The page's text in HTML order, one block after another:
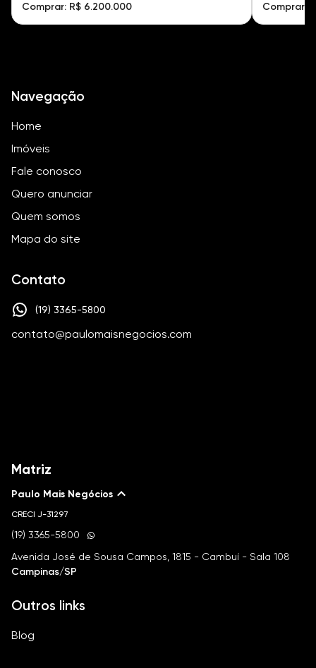
Comprar: R$ 6.200.000 Comprar:
Navegação
Home
Imóveis
Fale conosco
Quero anunciar
Quem somos
Mapa do site
Contato
(19) 3365-5800
contato@paulomaisnegocios.com
Matriz
Paulo Mais Negócios
CRECI J-31297
(19) 3365-5800
Avenida José de Sousa Campos, 1815 - Cambuí - Sala 108
Campinas/SP
Outros links
Blog